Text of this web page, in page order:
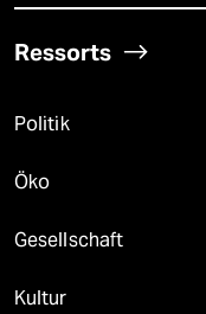
Ressorts
Politik
Öko
Gesellschaft
Kultur